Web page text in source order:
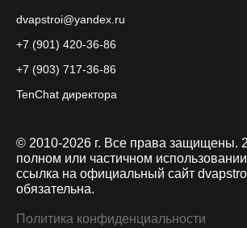
dvapstroi@yandex.ru
+7 (901) 420-36-86
+7 (903) 717-36-86
TenChat директора
© 2010-2026 г. Все права защищены.
полном или частичном
ссылка на официальный сайт
обязательна.
Политика конфиденциальности